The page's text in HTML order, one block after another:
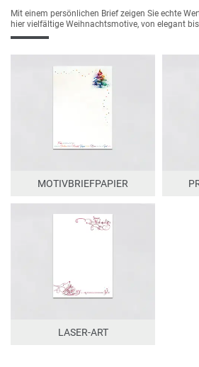
Mit einem persönlichen Brief zeigen Sie echte
hier vielfältige Weihnachtsmotive, von elegant
MOTIVBRIEFPAPIER
LASER-ART